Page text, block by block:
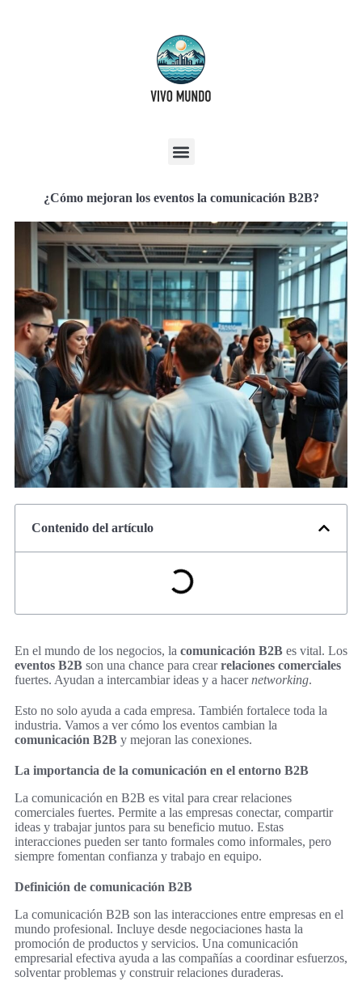
¿Cómo mejoran los eventos la comunicación B2B?
Contenido del artículo
En el mundo de los negocios, la comunicación B2B es vital. Los
eventos B2B son una chance para crearrelaciones comerciales
fuertes. Ayudan a intercambiar ideas y a hacernetworking.
Esto no solo ayuda a cada empresa. También fortalece toda la
industria. Vamos a ver cómo los eventos cambian la
comunicación B2B y mejoran las conexiones.
La importancia de la comunicación en el entorno B2B
La comunicación en B2B es vital para crear relaciones
comerciales fuertes. Permite a las empresas conectar, compartir
ideas y trabajar juntos para su beneficio mutuo. Estas
interacciones pueden ser tanto formales como informales, pero
siempre fomentan confianza y trabajo en equipo.
Definición de comunicación B2B
La comunicación B2B son las interacciones entre empresas en el
mundo profesional. Incluye desde negociaciones hasta la
promoción de productos y servicios. Una comunicación
empresarial efectiva ayuda a las compañías a coordinar esfuerzos,
solventar problemas y construir relaciones duraderas.